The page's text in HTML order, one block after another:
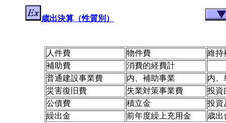
歳出決算（性質別）
人件費 物件費
維持
補助費
消費的経費計
普通建設事業費
内、補助事業
内、
災害復旧費
失業対策事業費
投資
公債費
積立金
投資
繰出金
前年度繰上充用金 歳出